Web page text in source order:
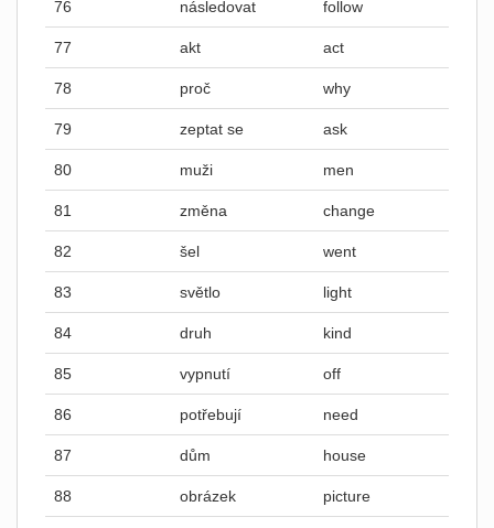
76 následovat follow
77 akt act
78 proč why
79 zeptat se ask
80 muži men
81 změna change
82 šel went
83 světlo light
84 druh kind
85 vypnutí off
86 potřebují need
87 dům house
88 obrázek picture